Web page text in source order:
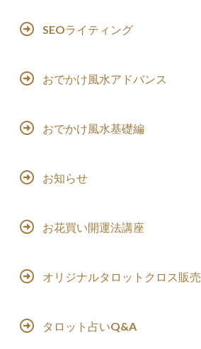
SEOライティング
おでかけ風水アドバンス
おでかけ風水基礎編
お知らせ
お花買い開運法講座
オリジナルタロットクロス販売
タロット占いQ&A